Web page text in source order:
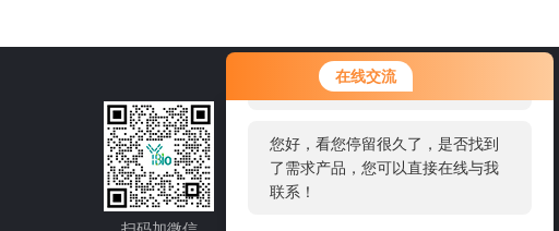
在线交流
您好！欢迎前来咨询，很高兴为您
服务，请问您要咨询什么问题呢？
您好，看您停留很久了，是否找到
了需求产品，您可以直接在线与我
联系！
邮箱：sale1@shybsw.net
地址：上海市沪闵路6088号龙之梦大厦8